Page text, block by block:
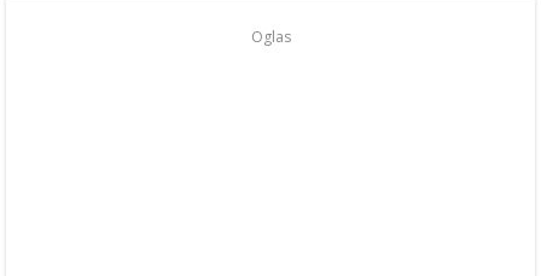
Oglas